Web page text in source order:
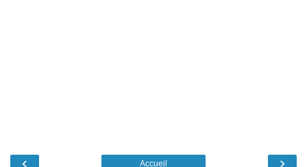
‹ ›
Accueil